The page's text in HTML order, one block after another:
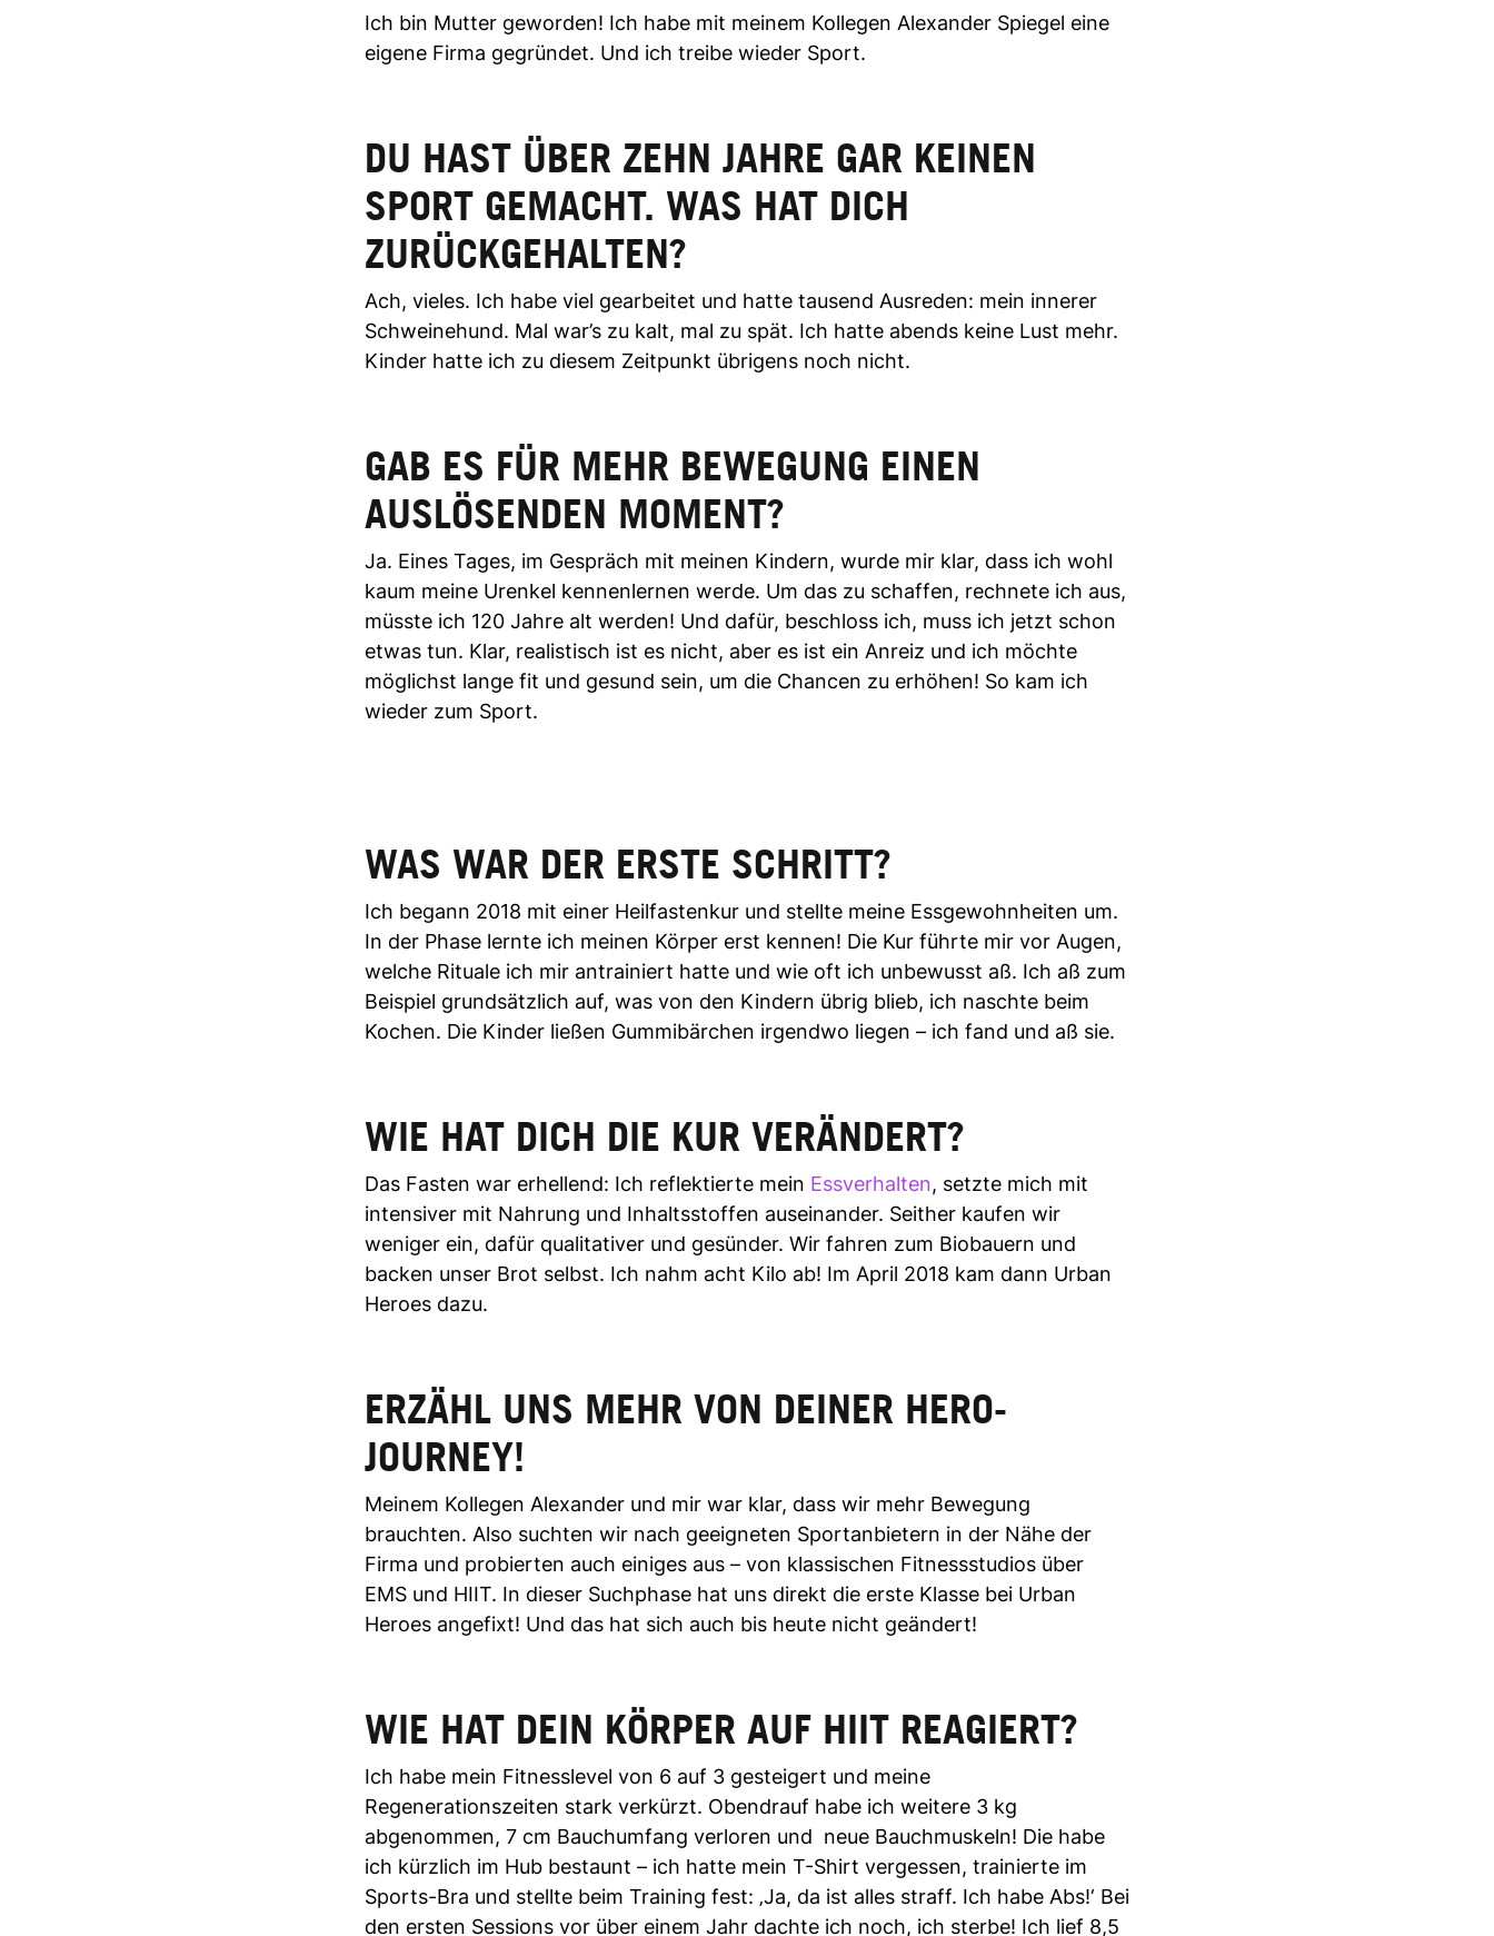
Ich bin Mutter geworden! Ich habe mit meinem Kollegen Alexander Spiegel eine
eigene Firma gegründet. Und ich treibe wieder Sport.
DU HAST ÜBER ZEHN JAHRE GAR KEINEN
SPORT GEMACHT. WAS HAT DICH
ZURÜCKGEHALTEN?
Ach, vieles. Ich habe viel gearbeitet und hatte tausend Ausreden: mein innerer
Schweinehund. Mal war’s zu kalt, mal zu spät. Ich hatte abends keine Lust mehr.
Kinder hatte ich zu diesem Zeitpunkt übrigens noch nicht.
GAB ES FÜR MEHR BEWEGUNG EINEN
AUSLÖSENDEN MOMENT?
Ja. Eines Tages, im Gespräch mit meinen Kindern, wurde mir klar, dass ich wohl
kaum meine Urenkel kennenlernen werde. Um das zu schaffen, rechnete ich aus,
müsste ich 120 Jahre alt werden! Und dafür, beschloss ich, muss ich jetzt schon
etwas tun. Klar, realistisch ist es nicht, aber es ist ein Anreiz und ich möchte
möglichst lange fit und gesund sein, um die Chancen zu erhöhen! So kam ich
wieder zum Sport.
WAS WAR DER ERSTE SCHRITT?
Ich begann 2018 mit einer Heilfastenkur und stellte meine Essgewohnheiten um.
In der Phase lernte ich meinen Körper erst kennen! Die Kur führte mir vor Augen,
welche Rituale ich mir antrainiert hatte und wie oft ich unbewusst aß. Ich aß zum
Beispiel grundsätzlich auf, was von den Kindern übrig blieb, ich naschte beim
Kochen. Die Kinder ließen Gummibärchen irgendwo liegen – ich fand und aß sie.
WIE HAT DICH DIE KUR VERÄNDERT?
Das Fasten war erhellend: Ich reflektierte mein Essverhalten, setzte mich mit
intensiver mit Nahrung und Inhaltsstoffen auseinander. Seither kaufen wir
weniger ein, dafür qualitativer und gesünder. Wir fahren zum Biobauern und
backen unser Brot selbst. Ich nahm acht Kilo ab! Im April 2018 kam dann Urban
Heroes dazu.
ERZÄHL UNS MEHR VON DEINER HERO-
JOURNEY!
Meinem Kollegen Alexander und mir war klar, dass wir mehr Bewegung
brauchten. Also suchten wir nach geeigneten Sportanbietern in der Nähe der
Firma und probierten auch einiges aus – von klassischen Fitnessstudios über
EMS und HIIT. In dieser Suchphase hat uns direkt die erste Klasse bei Urban
Heroes angefixt! Und das hat sich auch bis heute nicht geändert!
WIE HAT DEIN KÖRPER AUF HIIT REAGIERT?
Ich habe mein Fitnesslevel von 6 auf 3 gesteigert und meine
Regenerationszeiten stark verkürzt. Obendrauf habe ich weitere 3 kg
abgenommen, 7 cm Bauchumfang verloren und neue Bauchmuskeln! Die habe
ich kürzlich im Hub bestaunt – ich hatte mein T-Shirt vergessen, trainierte im
Sports-Bra und stellte beim Training fest: ‚Ja, da ist alles straff. Ich habe Abs!‘ Bei
den ersten Sessions vor über einem Jahr dachte ich noch, ich sterbe! Ich lief 8,5